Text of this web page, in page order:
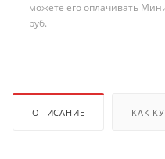
можете его оплачивать
руб.
ОПИСАНИЕ КАК